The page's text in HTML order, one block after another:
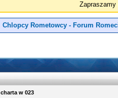
Chlopcy Rometowcy - Forum
w 023